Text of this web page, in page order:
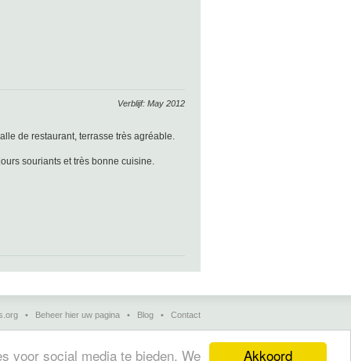
Akkoord
voor social media te bieden. We
Verblijf: May 2012
de restaurant, terrasse très agréable.
souriants et très bonne cuisine.
• Beheer hier uw pagina • Blog • Contact